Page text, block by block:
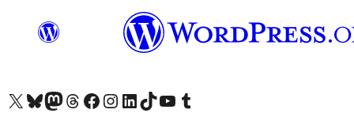
Visitez notre compte X (précédemment Twitter)
Visiter notre compte Bluesky
Visiter notre compte Mastodon
Visiter notre compte Threads
Consulter notre compte Facebook
Consulter notre compte Instagram
Consulter notre compte LinkedIn
Visiter notre compte TokTok
Visiter notre chaîne YouTube
Visiter notre compte Tumblr